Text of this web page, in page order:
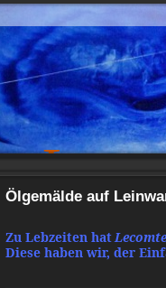
Ölgemälde auf
Zu Lebzeiten hatLecomte
Diese haben wir, der